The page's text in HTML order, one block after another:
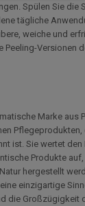
Spülen Sie die
tägliche
weiche und
Peeling-Versionen
Marke aus
ist. Sie wertet
Produkte
hergestellt
einzigartige
die Großzügigkeit